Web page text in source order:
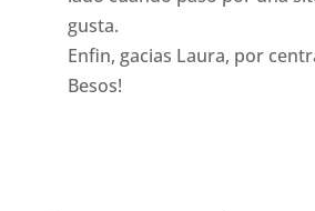
gusta.
Enfin, gacias Laura, por
Besos!